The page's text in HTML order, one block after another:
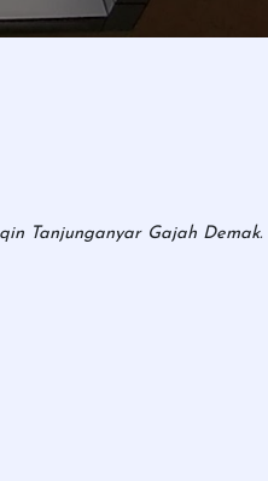
Tanjunganyar Gajah Demak.